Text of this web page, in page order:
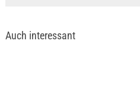
Auch interessant